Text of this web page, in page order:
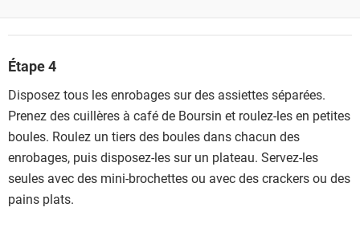
Étape 4
Disposez tous les enrobages sur des assiettes séparées.
Prenez des cuillères à café de Boursin et roulez-les en petites
boules. Roulez un tiers des boules dans chacun des
enrobages, puis disposez-les sur un plateau. Servez-les
seules avec des mini-brochettes ou avec des crackers ou des
pains plats.